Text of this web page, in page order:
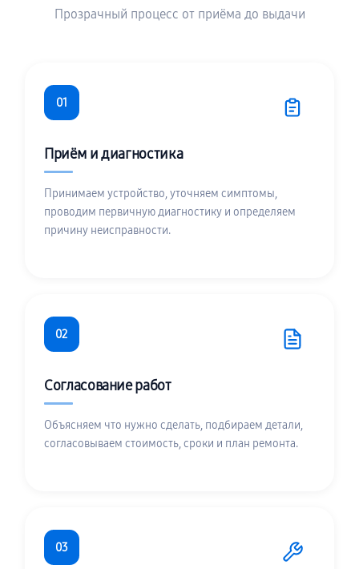
Прозрачный процесс от приёма до выдачи
01
Приём и диагностика
Принимаем устройство, уточняем симптомы,
проводим первичную диагностику и определяем
причину неисправности.
02
Согласование работ
Объясняем что нужно сделать, подбираем детали,
согласовываем стоимость, сроки и план ремонта.
03